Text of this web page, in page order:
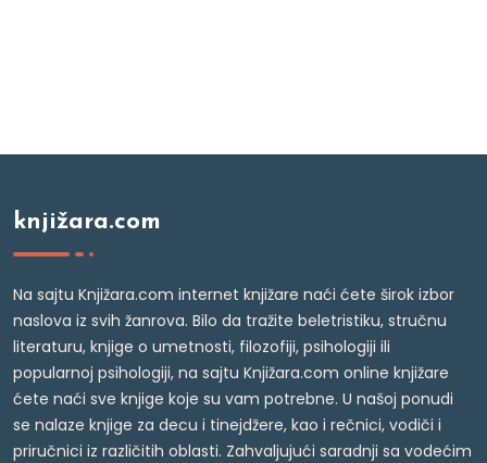
knjižara.com
Na sajtu Knjižara.com internet knjižare naći ćete širok izbor
naslova iz svih žanrova. Bilo da tražite beletristiku, stručnu
literaturu, knjige o umetnosti, filozofiji, psihologiji ili
popularnoj psihologiji, na sajtu Knjižara.com online knjižare
ćete naći sve knjige koje su vam potrebne. U našoj ponudi
se nalaze knjige za decu i tinejdžere, kao i rečnici, vodiči i
priručnici iz različitih oblasti. Zahvaljujući saradnji sa vodećim